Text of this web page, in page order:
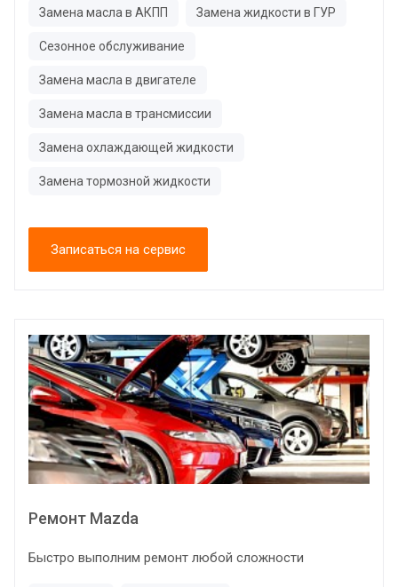
Замена масла в АКПП Замена жидкости в ГУР
Сезонное обслуживание
Замена масла в двигателе
Замена масла в трансмиссии
Замена охлаждающей жидкости
Замена тормозной жидкости
Записаться на сервис
Ремонт Mazda
Быстро выполним ремонт любой сложности